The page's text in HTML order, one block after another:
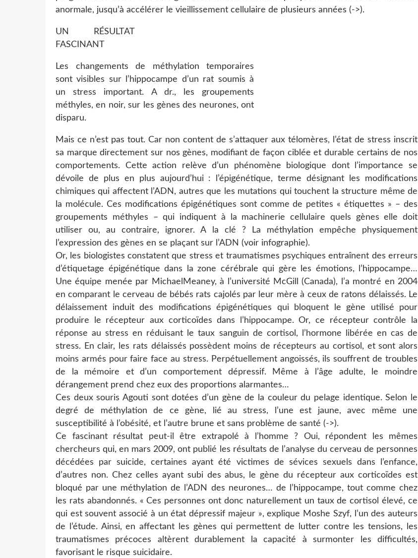
anormale, jusqu’à accélérer le vieillissement cellulaire de plusieurs années (->).
UN RÉSULTAT
FASCINANT
Les changements de méthylation temporaires
sont visibles sur l’hippocampe d’un rat soumis à
un stress important. A dr., les groupements
méthyles, en noir, sur les gènes des neurones, ont
disparu.
Mais ce n’est pas tout. Car non content de s’attaquer aux télomères, l’état de stress inscrit
sa marque directement sur nos gènes, modifiant de façon ciblée et durable certains de nos
comportements. Cette action relève d’un phénomène biologique dont l’importance se
dévoile de plus en plus aujourd’hui : l’épigénétique, terme désignant les modifications
chimiques qui affectent l’ADN, autres que les mutations qui touchent la structure même de
la molécule. Ces modifications épigénétiques sont comme de petites « étiquettes » – des
groupements méthyles – qui indiquent à la machinerie cellulaire quels gènes elle doit
utiliser ou, au contraire, ignorer. A la clé ? La méthylation empêche physiquement
l’expression des gènes en se plaçant sur l’ADN (voir infographie).
Or, les biologistes constatent que stress et traumatismes psychiques entraînent des erreurs
d’étiquetage épigénétique dans la zone cérébrale qui gère les émotions, l’hippocampe…
Une équipe menée par MichaelMeaney, à l’université McGill (Canada), l’a montré en 2004
en comparant le cerveau de bébés rats cajolés par leur mère à ceux de ratons délaissés. Le
délaissement induit des modifications épigénétiques qui bloquent le gène utilisé pour
produire le récepteur aux corticoïdes dans l’hippocampe. Or, ce récepteur contrôle la
réponse au stress en réduisant le taux sanguin de cortisol, l’hormone libérée en cas de
stress. En clair, les rats délaissés possèdent moins de récepteurs au cortisol, et sont alors
moins armés pour faire face au stress. Perpétuellement angoissés, ils souffrent de troubles
de la mémoire et d’un comportement dépressif. Même à l’âge adulte, le moindre
dérangement prend chez eux des proportions alarmantes…
Ces deux souris Agouti sont dotées d’un gène de la couleur du pelage identique. Selon le
degré de méthylation de ce gène, lié au stress, l’une est jaune, avec même une
susceptibilité à l’obésité, et l’autre brune et sans problème de santé (->).
Ce fascinant résultat peut-il être extrapolé à l’homme ? Oui, répondent les mêmes
chercheurs qui, en mars 2009, ont publié les résultats de l’analyse du cerveau de personnes
décédées par suicide, certaines ayant été victimes de sévices sexuels dans l’enfance,
d’autres non. Chez celles ayant subi des abus, le gène du récepteur aux corticoïdes est
bloqué par une méthylation de l’ADN des neurones… de l’hippocampe, tout comme chez
les rats abandonnés. « Ces personnes ont donc naturellement un taux de cortisol élevé, ce
qui est souvent associé à un état dépressif majeur », explique Moshe Szyf, l’un des auteurs
de l’étude. Ainsi, en affectant les gènes qui permettent de lutter contre les tensions, les
traumatismes précoces altèrent durablement la capacité à surmonter les difficultés,
favorisant le risque suicidaire.